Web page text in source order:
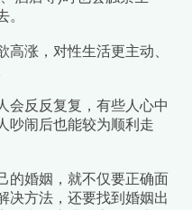
。
涨，对性生活更主动、
会反反复复，有些人心中
吵闹后也能较为顺利走
的婚姻，就不仅要正确面
决方法，还要找到婚姻出